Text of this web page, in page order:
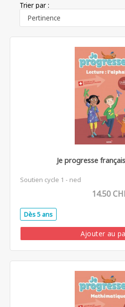
Trier par :
Je progresse
Soutien cycle 1 - ned
14.50
Dès 5 ans
Ajouter au